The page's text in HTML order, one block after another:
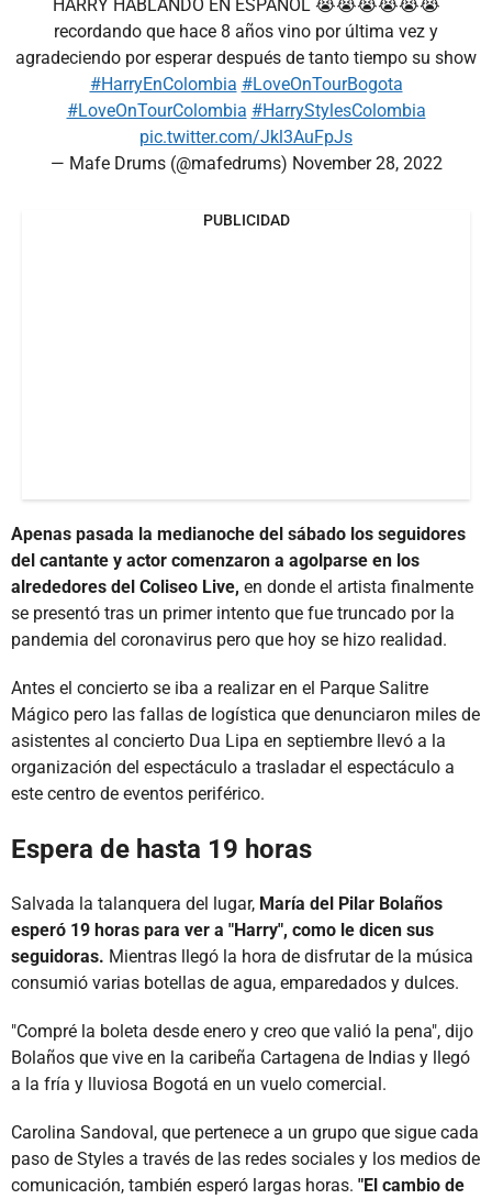
HARRY HABLANDO EN ESPAÑOL 😭😭😭😭😭😭
recordando que hace 8 años vino por última vez y
agradeciendo por esperar después de tanto tiempo su show
#HarryEnColombia #LoveOnTourBogota
#LoveOnTourColombia #HarryStylesColombia
pic.twitter.com/Jkl3AuFpJs
— Mafe Drums (@mafedrums) November 28, 2022
PUBLICIDAD
Apenas pasada la medianoche del sábado los seguidores
del cantante y actor comenzaron a agolparse en los
alrededores del Coliseo Live, en donde el artista finalmente
se presentó tras un primer intento que fue truncado por la
pandemia del coronavirus pero que hoy se hizo realidad.
Antes el concierto se iba a realizar en el Parque Salitre
Mágico pero las fallas de logística que denunciaron miles de
asistentes al concierto Dua Lipa en septiembre llevó a la
organización del espectáculo a trasladar el espectáculo a
este centro de eventos periférico.
Espera de hasta 19 horas
Salvada la talanquera del lugar, María del Pilar Bolaños
esperó 19 horas para ver a "Harry", como le dicen sus
seguidoras. Mientras llegó la hora de disfrutar de la música
consumió varias botellas de agua, emparedados y dulces.
"Compré la boleta desde enero y creo que valió la pena", dijo
Bolaños que vive en la caribeña Cartagena de Indias y llegó
a la fría y lluviosa Bogotá en un vuelo comercial.
Carolina Sandoval, que pertenece a un grupo que sigue cada
paso de Styles a través de las redes sociales y los medios de
comunicación, también esperó largas horas. "El cambio de